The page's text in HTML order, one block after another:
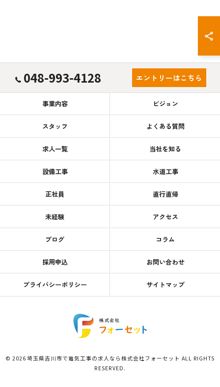
048-993-4128 エントリーはこちら
事業内容 ビジョン
スタッフ よくある質問
求人一覧 当社を知る
設備工事 水道工事
正社員 直行直帰
未経験 アクセス
ブログ コラム
採用申込 お問い合わせ
プライバシーポリシー サイトマップ
© 2026 埼玉県吉川市で電気工事の求人なら株式会社フォーセット ALL RIGHTS
RESERVED.